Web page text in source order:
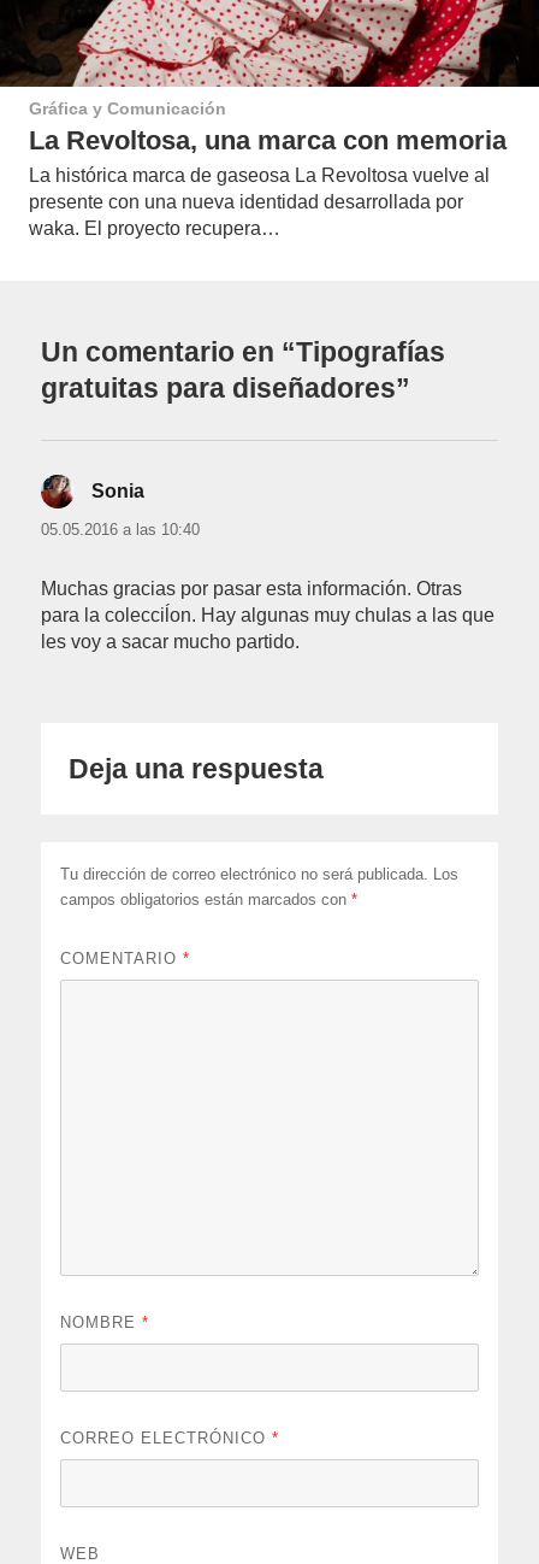
Gráfica y Comunicación
La Revoltosa, una marca con memoria
La histórica marca de gaseosa La Revoltosa vuelve al
presente con una nueva identidad desarrollada por
waka. El proyecto recupera…
Un comentario en “Tipografías
gratuitas para diseñadores”
Sonia
05.05.2016 a las 10:40
Muchas gracias por pasar esta información. Otras
para la colecciĺon. Hay algunas muy chulas a las que
les voy a sacar mucho partido.
Deja una respuesta
Tu dirección de correo electrónico no será publicada. Los
campos obligatorios están marcados con*
COMENTARIO*
NOMBRE*
CORREO ELECTRÓNICO*
WEB